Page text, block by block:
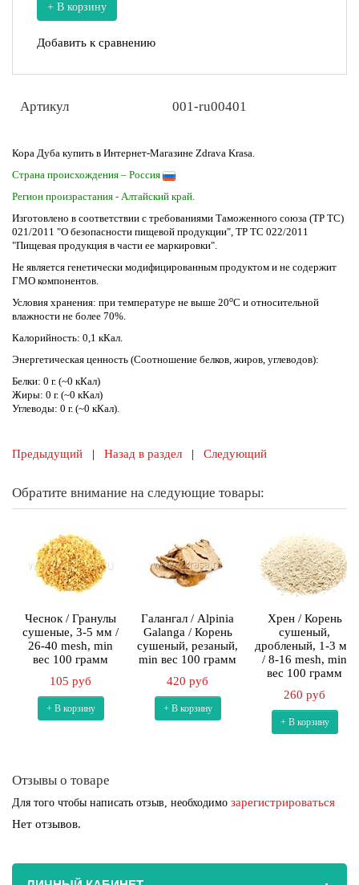
+ В корзину
Добавить к сравнению
Артикул 001-ru00401
Кора Дуба купить в Интернет-Магазине Zdrava Krasa.
Страна происхождения – Россия
Регион произрастания - Алтайский край.
Изготовлено в соответствии с требованиями Таможенного союза (ТР ТС)
021/2011 "О безопасности пищевой продукции", ТР ТС 022/2011
"Пищевая продукция в части ее маркировки".
Не является генетически модифицированным продуктом и не содержит
ГМО компонентов.
Условия хранения: при температуре не выше 20оС и относительной
влажности не более 70%.
Калорийность: 0,1 кКал.
Энергетическая ценность (Соотношение белков, жиров, углеводов):
Белки: 0 г. (~0 кКал)
Жиры: 0 г. (~0 кКал)
Углеводы: 0 г. (~0 кКал).
Предыдущий | Назад в раздел | Следующий
Обратите внимание на следующие товары:
Чеснок / Гранулы
сушеные, 3-5 мм /
26-40 mesh, min
вес 100 грамм
105 руб
+ В корзину
Галангал / Alpinia
Galanga / Корень
сушеный, резаный,
min вес 100 грамм
420 руб
+ В корзину
Хрен / Корень
сушеный,
дробленый, 1-3 мм
/ 8-16 mesh, min
вес 100 грамм
260 руб
+ В корзину
Отзывы о товаре
Для того чтобы написать отзыв, необходимо зарегистрироваться
Нет отзывов.